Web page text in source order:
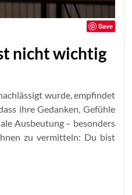
Save
nicht wichtig
wurde, empfindet
ihre Gedanken, Gefühle
Ausbeutung – besonders
zu vermitteln: Du bist